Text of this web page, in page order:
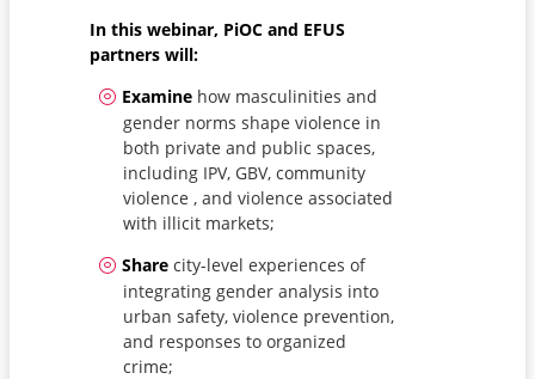
In this webinar, PiOC and EFUS
partners will:
Examinehow masculinities and
gender norms shape violence in
both private and public spaces,
including IPV, GBV, community
violence , and violence associated
with illicit markets;
Sharecity-level experiences of
integrating gender analysis into
urban safety, violence prevention,
and responses to organized
crime;